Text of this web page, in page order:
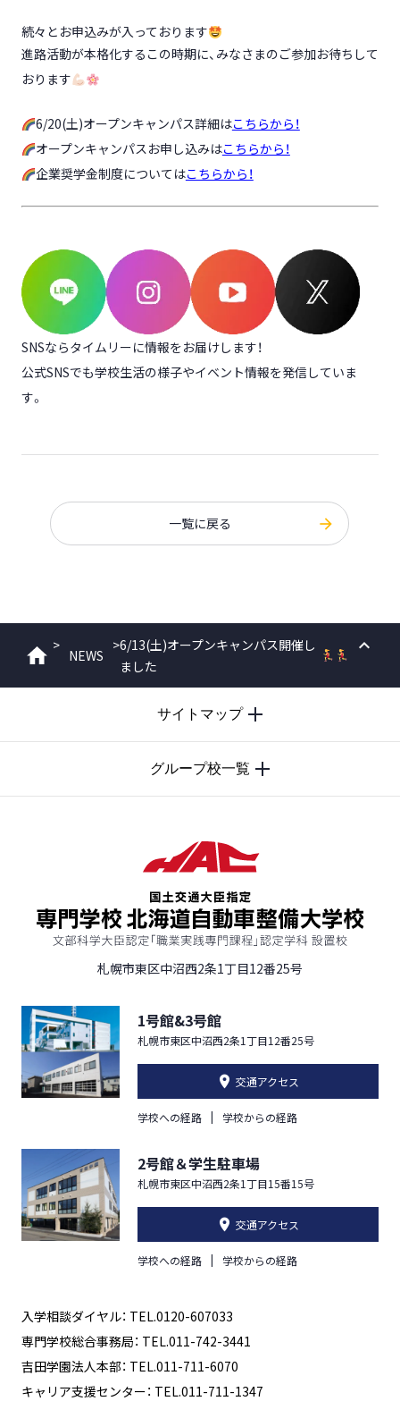
続々とお申込みが入っております
進路活動が本格化するこの時期に、みなさまのご参加お待ちして
おります
6/20(土)オープンキャンパス詳細はこちらから！
オープンキャンパスお申し込みはこちらから！
企業奨学金制度についてはこちらから！
SNSならタイムリーに情報をお届けします！
公式SNSでも学校生活の様子やイベント情報を発信していま
す。
一覧に戻る
ホーム
>
NEWS
>6/13(土)オープンキャンパス開催し
ました
サイトマップ
グループ校一覧
札幌市東区中沼西2条1丁目12番25号
1号館&3号館
札幌市東区中沼西2条1丁目12番25号
交通アクセス
学校への経路 学校からの経路
2号館＆学生駐車場
札幌市東区中沼西2条1丁目15番15号
交通アクセス
学校への経路 学校からの経路
入学相談ダイヤル： TEL.0120-607033
専門学校総合事務局： TEL.011-742-3441
吉田学園法人本部： TEL.011-711-6070
キャリア支援センター： TEL.011-711-1347